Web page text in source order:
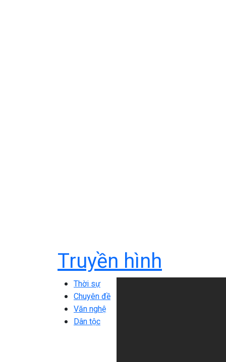
Truyền hình
Thời sự
Chuyên đề
Văn nghệ
Dân tộc